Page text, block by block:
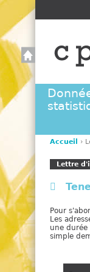
o
s
ê
t
e
Accueil ›
Lettre
Pour
Les
une
simple